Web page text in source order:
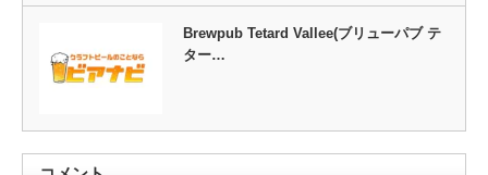
Brewpub Tetard Vallee(ブリューパブ テ
ター…